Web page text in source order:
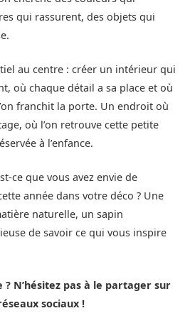
qui rassurent, des objets qui
au centre : créer un intérieur qui
où chaque détail a sa place et où
franchit la porte. Un endroit où
où l’on retrouve cette petite
à l’enfance.
ce que vous avez envie de
année dans votre déco ? Une
naturelle, un sapin
de savoir ce qui vous inspire
N’hésitez pas à le partager sur
sociaux !